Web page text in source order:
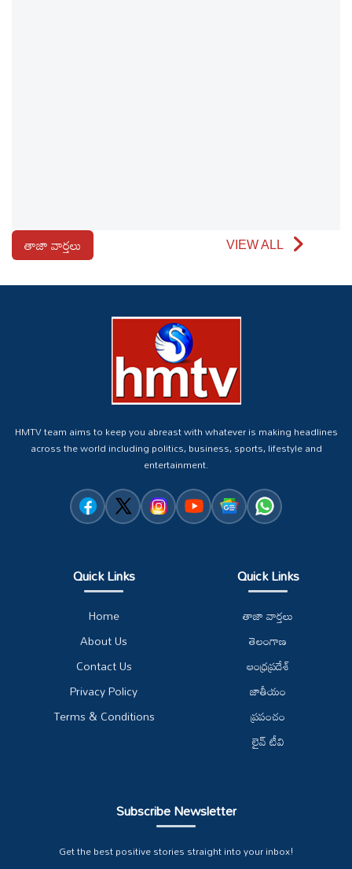
తాజా వార్తలు VIEW ALL
HMTV team aims to keep you abreast with whatever is making headlines
across the world including politics, business, sports, lifestyle and
entertainment.
Quick Links
Home
About Us
Contact Us
Privacy Policy
Terms & Conditions
Quick Links
తాజా వార్తలు
తెలంగాణ
ఆంధ్రప్రదేశ్
జాతీయం
ప్రపంచం
లైవ్ టీవి
Subscribe Newsletter
Get the best positive stories straight into your inbox!